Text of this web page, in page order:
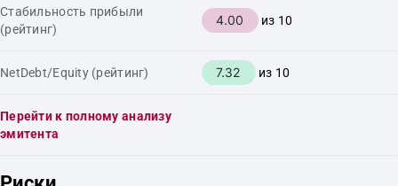
Стабильность прибыли
(рейтинг)
4.00 из 10
NetDebt/Equity (рейтинг) 7.32 из 10
Перейти к полному анализу
эмитента